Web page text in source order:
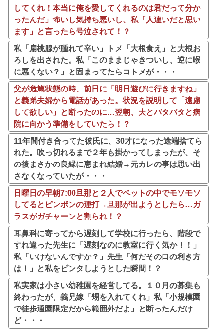
してくれ！本当に俺を愛してくれるのは君だって分か
ったんだ」怖いし気持ち悪いし、私「人違いだと思い
ます」と言ったら号泣されて！？
私「扁桃腺が腫れて辛い」トメ「大根食え」と大根お
ろしを出された。私「このままじゃきついし、逆に喉
に悪くない？」と固まってたらコトメが・・・
父が危篤状態の時、前日に「明日遊びに行きますね」
と義弟夫婦から電話があった。状況を説明して「遠慮
して欲しい」と断ったのに…翌朝、夫とバタバタと病
院に向かう準備をしていたら！？
11年間付き合ってた彼氏に、30才になった途端捨てら
れた。吹っ切れるまで２年も掛かってしまったが、そ
の後まさかの良縁に恵まれ結婚→元カレの事は思い出
さなくなっていたが・・・
日曜日の早朝7:00旦那と２人でベットの中でモソモソ
してるとピンポンの連打→旦那が出ようとしたら…ガ
ラスがガチャーンと割られ！？
耳鼻科に寄ってから遅刻して学校に行ったら、階段で
すれ違った先生に「遅刻なのに教室に行く気か！！」
私「いけないんですか？」先生「何だその口の利き方
は！」と私をビンタしようとした瞬間！？
私実家は小さい幼稚園を経営してる。１０月の募集も
終わったが、義兄嫁「甥を入れてくれ」私「小規模園
で徒歩通園限定だから範囲外だよ」と断ったんだけ
ど・・・